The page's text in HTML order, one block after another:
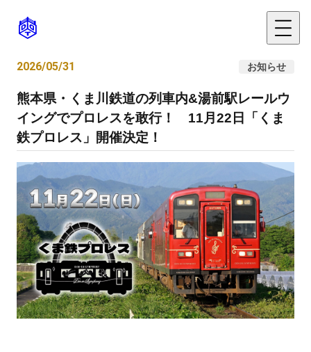
2026/05/31 お知らせ
熊本県・くま川鉄道の列車内&湯前駅レールウ
イングでプロレスを敢行！ 11月22日「くま
鉄プロレス」開催決定！